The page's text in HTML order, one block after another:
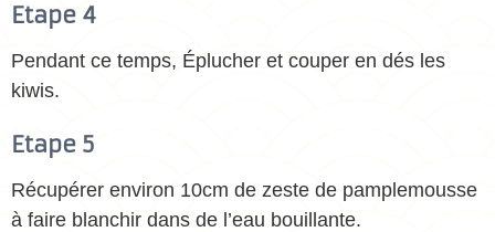
Etape 4
Pendant ce temps, Éplucher et couper en dés les
kiwis.
Etape 5
Récupérer environ 10cm de zeste de pamplemousse
à faire blanchir dans de l’eau bouillante.